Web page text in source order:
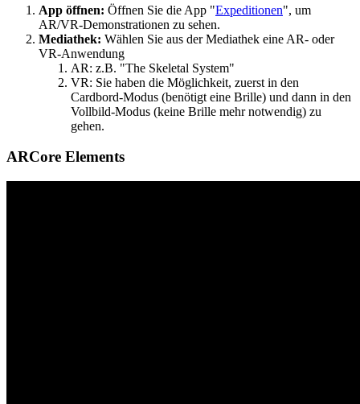
App öffnen: Öffnen Sie die App "Expeditionen", um
AR/VR-Demonstrationen zu sehen.
Mediathek: Wählen Sie aus der Mediathek eine AR- oder
VR-Anwendung
AR: z.B. "The Skeletal System"
VR: Sie haben die Möglichkeit, zuerst in den
Cardbord-Modus (benötigt eine Brille) und dann in den
Vollbild-Modus (keine Brille mehr notwendig) zu
gehen.
ARCore Elements